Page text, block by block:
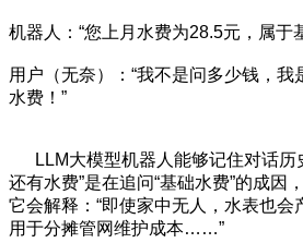
机器人：“您上月水费为28.5元，属于
用户（无奈）：“我不是问多少钱，
水费！”
LLM大模型机器人能够记住对话历
还有水费”是在追问“基础水费”的成因
它会解释：“即使家中无人，水表也会
用于分摊管网维护成本……”